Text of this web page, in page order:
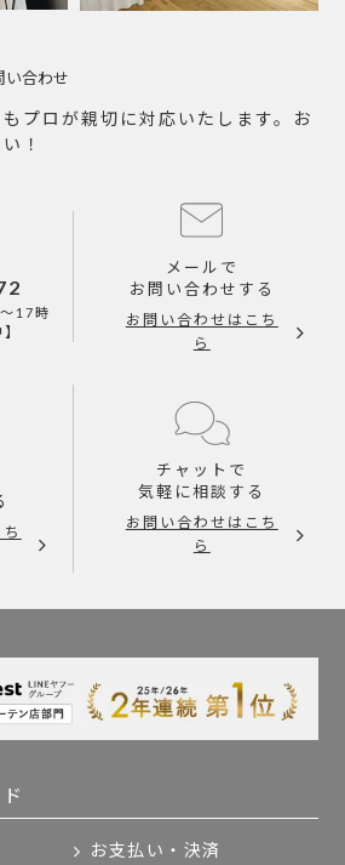
い合わせ
プロが親切に対応いたします。お
！
17時
メールで
お問い合わせする
お問い合わせはこち
ら
チャットで
気軽に相談する
お問い合わせはこち
ら
お支払い・決済